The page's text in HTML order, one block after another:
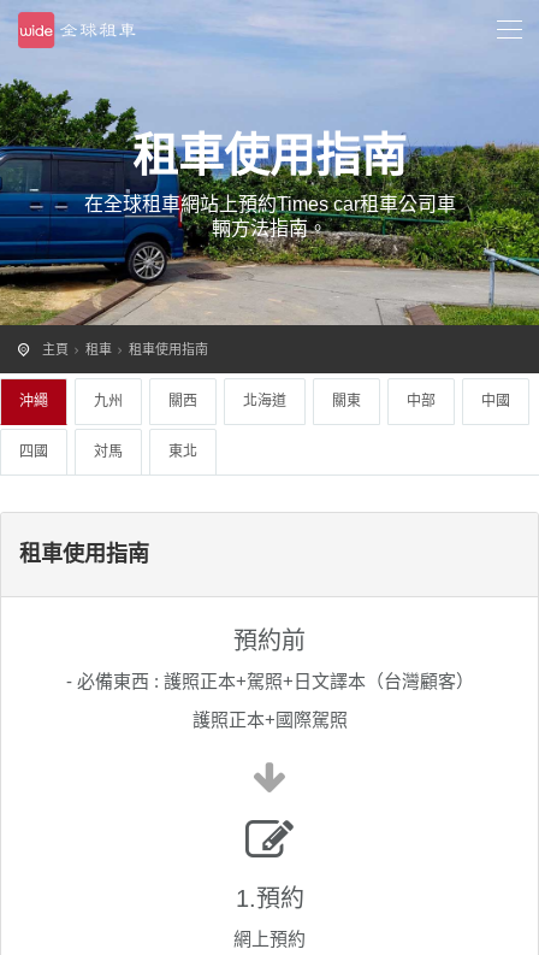
租車使用指南
在全球租車網站上預約Times car租車公司車
輛方法指南。
主頁 租車 租車使用指南
沖繩 九州 關西 北海道 關東 中部 中國
四國 対馬 東北
租車使用指南
預約前
- 必備東西 : 護照正本+駕照+日文譯本（台灣顧客）
護照正本+國際駕照
1.預約
網上預約